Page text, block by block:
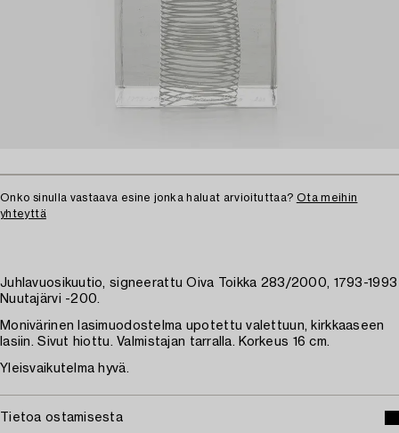
Onko sinulla vastaava esine jonka haluat arvioituttaa? Ota meihin
yhteyttä
Juhlavuosikuutio, signeerattu Oiva Toikka 283/2000, 1793-1993
Nuutajärvi -200.
Monivärinen lasimuodostelma upotettu valettuun, kirkkaaseen
lasiin. Sivut hiottu. Valmistajan tarralla. Korkeus 16 cm.
Yleisvaikutelma hyvä.
Tietoa ostamisesta